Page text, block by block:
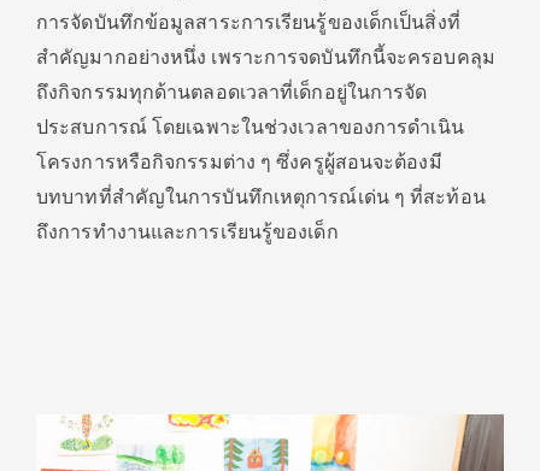
การจัดบันทึกข้อมูลสาระการเรียนรู้ของเด็กเป็นสิ่งที่
สำคัญมากอย่างหนึ่ง เพราะการจดบันทึกนี้จะครอบคลุม
ถึงกิจกรรมทุกด้านตลอดเวลาที่เด็กอยู่ในการจัด
ประสบการณ์ โดยเฉพาะในช่วงเวลาของการดำเนิน
โครงการหรือกิจกรรมต่าง ๆ ซึ่งครูผู้สอนจะต้องมี
บทบาทที่สำคัญในการบันทึกเหตุการณ์เด่น ๆ ที่สะท้อน
ถึงการทำงานและการเรียนรู้ของเด็ก